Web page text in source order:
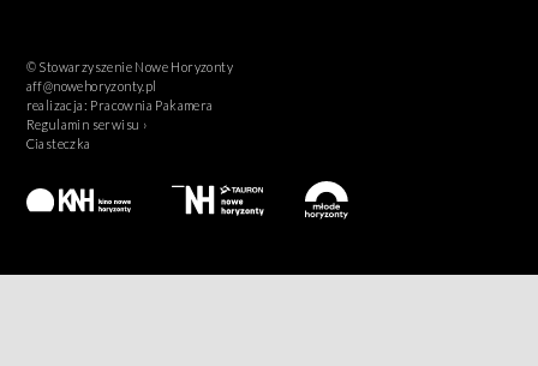
© Stowarzyszenie Nowe Horyzonty
aff@nowehoryzonty.pl
realizacja: Pracownia Pakamera
Regulamin serwisu ›
Ciasteczka